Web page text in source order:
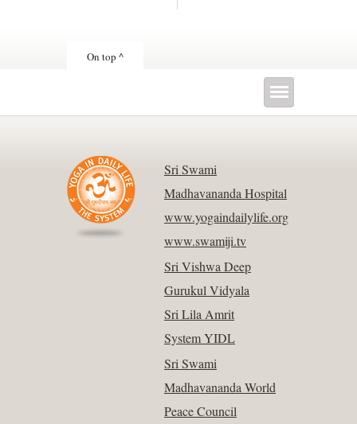
On top ^
Sri Swami
Madhavananda Hospital
www.yogaindailylife.org
www.swamiji.tv
Sri Vishwa Deep
Gurukul Vidyala
Sri Lila Amrit
System YIDL
Sri Swami
Madhavananda World
Peace Council